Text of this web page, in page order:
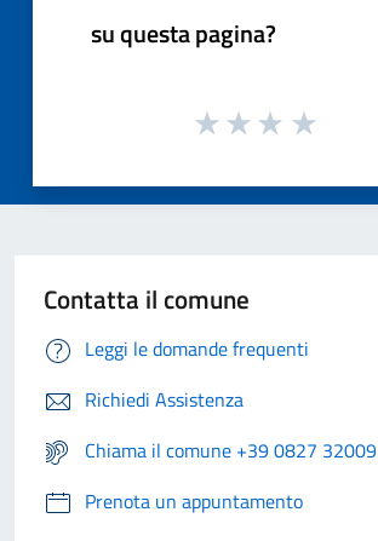
su questa pagina?
Contatta il comune
Leggi le domande frequenti
Richiedi Assistenza
Chiama il comune +39 0827 32009
Prenota un appuntamento